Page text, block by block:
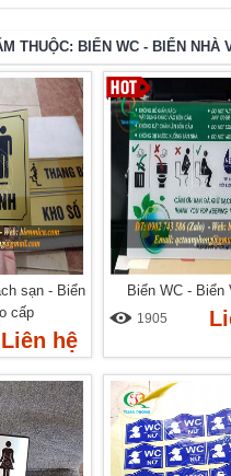
THUỘC: BIỂN WC - BIỂN NHÀ
sạn - Biển
cấp
Liên hệ
Biển WC - Biển
1905